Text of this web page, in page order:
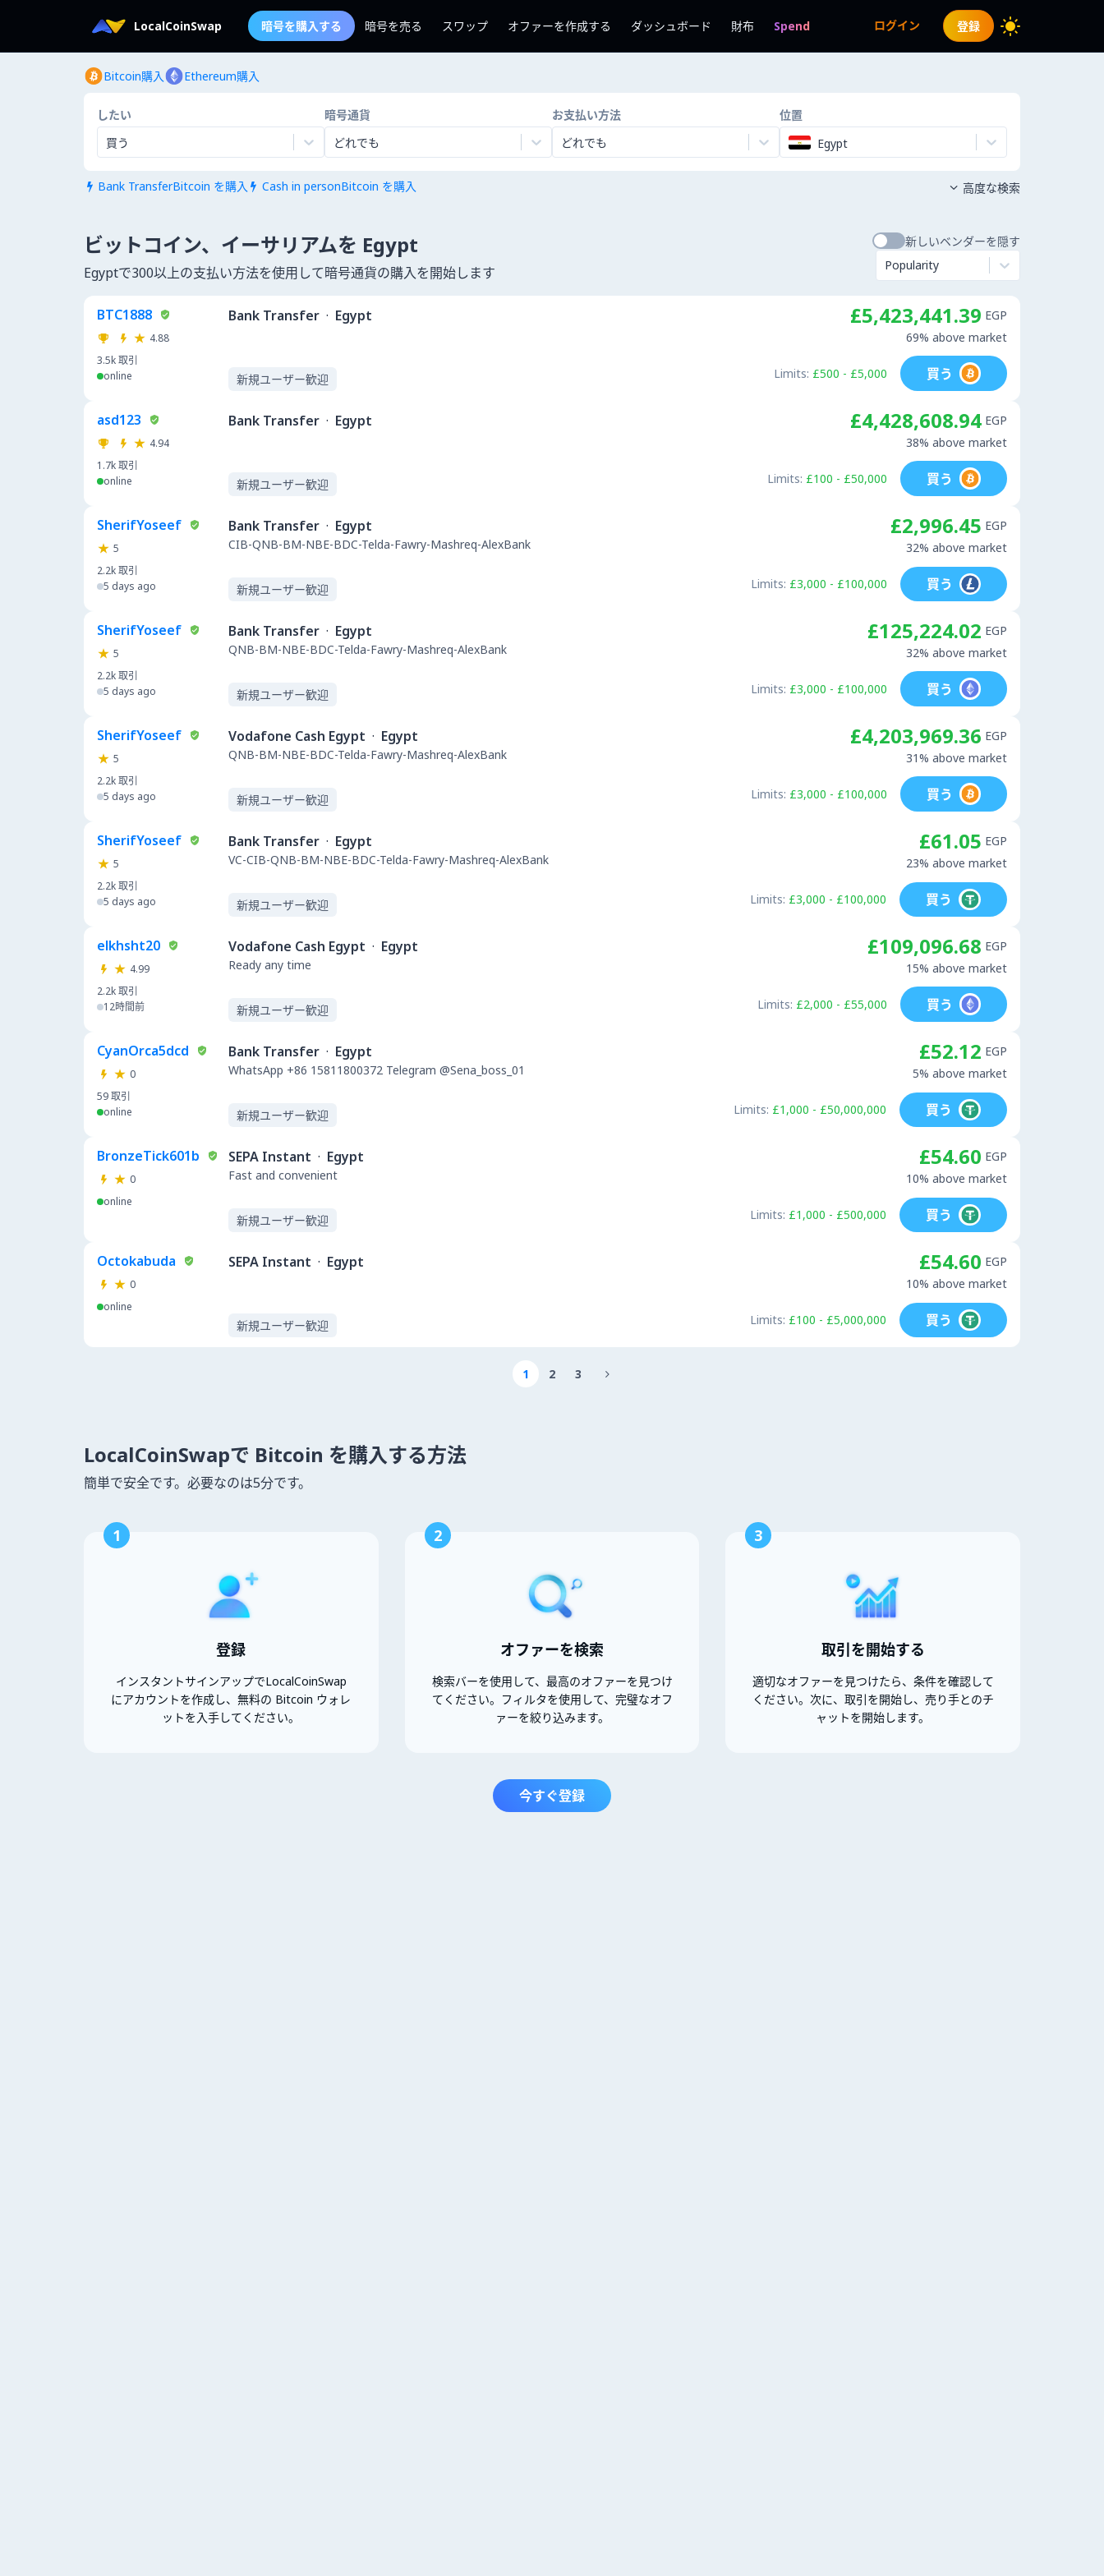
LocalCoinSwap 暗号を購入する 暗号を売る スワップ オファーを作成する ダッシュボード 財布 Spend ログイン 登録
Bitcoin購入 Ethereum購入
したい
買う
暗号通貨
どれでも
お支払い方法
どれでも
位置
Egypt
 Bank TransferBitcoin を購入  Cash in personBitcoin を購入  高度な検索
ビットコイン、イーサリアムを Egypt
Egyptで300以上の支払い方法を使用して暗号通貨の購入を開始します
新しいベンダーを隠す
Popularity
BTC1888
4.88
3.5k取引
online
Bank Transfer · Egypt
新規ユーザー歓迎
£5,423,441.39 EGP
69% above market
Limits: £500 - £5,000 買う
asd123
4.94
1.7k取引
online
Bank Transfer · Egypt
新規ユーザー歓迎
£4,428,608.94 EGP
38% above market
Limits: £100 - £50,000 買う
SherifYoseef
5
2.2k取引
5 days ago
Bank Transfer · Egypt
CIB-QNB-BM-NBE-BDC-Telda-Fawry-Mashreq-AlexBank
新規ユーザー歓迎
£2,996.45 EGP
32% above market
Limits: £3,000 - £100,000 買う
SherifYoseef
5
2.2k取引
5 days ago
Bank Transfer · Egypt
QNB-BM-NBE-BDC-Telda-Fawry-Mashreq-AlexBank
新規ユーザー歓迎
£125,224.02 EGP
32% above market
Limits: £3,000 - £100,000 買う
SherifYoseef
5
2.2k取引
5 days ago
Vodafone Cash Egypt · Egypt
QNB-BM-NBE-BDC-Telda-Fawry-Mashreq-AlexBank
新規ユーザー歓迎
£4,203,969.36 EGP
31% above market
Limits: £3,000 - £100,000 買う
SherifYoseef
5
2.2k取引
5 days ago
Bank Transfer · Egypt
VC-CIB-QNB-BM-NBE-BDC-Telda-Fawry-Mashreq-AlexBank
新規ユーザー歓迎
£61.05 EGP
23% above market
Limits: £3,000 - £100,000 買う
elkhsht20
4.99
2.2k取引
12時間前
Vodafone Cash Egypt · Egypt
Ready any time
新規ユーザー歓迎
£109,096.68 EGP
15% above market
Limits: £2,000 - £55,000 買う
CyanOrca5dcd
0
59取引
online
Bank Transfer · Egypt
WhatsApp +86 15811800372 Telegram @Sena_boss_01
新規ユーザー歓迎
£52.12 EGP
5% above market
Limits: £1,000 - £50,000,000 買う
BronzeTick601b
0
online
SEPA Instant · Egypt
Fast and convenient
新規ユーザー歓迎
£54.60 EGP
10% above market
Limits: £1,000 - £500,000 買う
Octokabuda
0
online
SEPA Instant · Egypt
新規ユーザー歓迎
£54.60 EGP
10% above market
Limits: £100 - £5,000,000 買う
1 2 3 
LocalCoinSwapで Bitcoin を購入する方法
簡単で安全です。必要なのは5分です。
1
登録
インスタントサインアップでLocalCoinSwap
にアカウントを作成し、無料の Bitcoin ウォレ
ットを入手してください。
2
オファーを検索
検索バーを使用して、最高のオファーを見つけ
てください。フィルタを使用して、完璧なオフ
ァーを絞り込みます。
3
取引を開始する
適切なオファーを見つけたら、条件を確認して
ください。次に、取引を開始し、売り手とのチ
ャットを開始します。
今すぐ登録